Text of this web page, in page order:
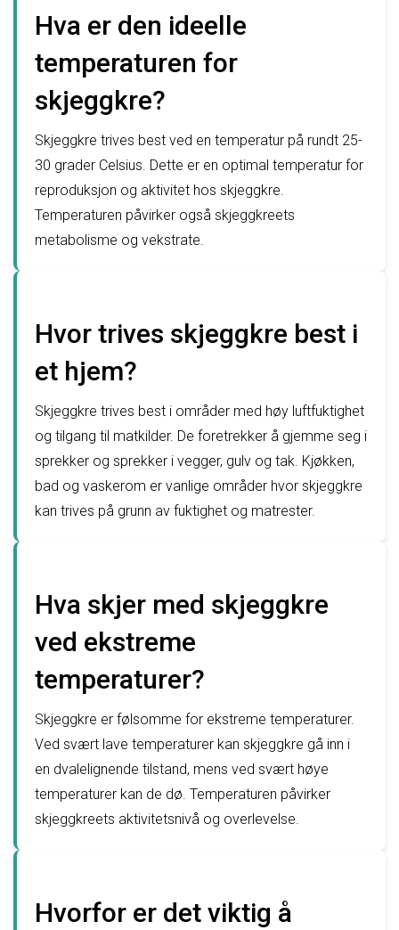
Hva er den ideelle
temperaturen for
skjeggkre?
Skjeggkre trives best ved en temperatur på rundt 25-
30 grader Celsius. Dette er en optimal temperatur for
reproduksjon og aktivitet hos skjeggkre.
Temperaturen påvirker også skjeggkreets
metabolisme og vekstrate.
Hvor trives skjeggkre best i
et hjem?
Skjeggkre trives best i områder med høy luftfuktighet
og tilgang til matkilder. De foretrekker å gjemme seg i
sprekker og sprekker i vegger, gulv og tak. Kjøkken,
bad og vaskerom er vanlige områder hvor skjeggkre
kan trives på grunn av fuktighet og matrester.
Hva skjer med skjeggkre
ved ekstreme
temperaturer?
Skjeggkre er følsomme for ekstreme temperaturer.
Ved svært lave temperaturer kan skjeggkre gå inn i
en dvalelignende tilstand, mens ved svært høye
temperaturer kan de dø. Temperaturen påvirker
skjeggkreets aktivitetsnivå og overlevelse.
Hvorfor er det viktig å